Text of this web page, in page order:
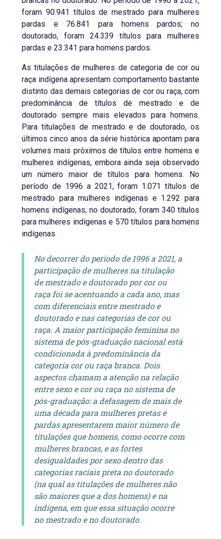
foram 90.941 títulos de mestrado para mulheres
pardas e 76.841 para homens pardos; no
doutorado, foram 24.339 títulos para mulheres
pardas e 23.341 para homens pardos.
As titulações de mulheres de categoria de cor ou
raça indígena apresentam comportamento bastante
distinto das demais categorias de cor ou raça, com
predominância de títulos de mestrado e de
doutorado sempre mais elevados para homens.
Para titulações de mestrado e de doutorado, os
últimos cinco anos da série histórica apontam para
volumes mais próximos de títulos entre homens e
mulheres indígenas, embora ainda seja observado
um número maior de títulos para homens. No
período de 1996 a 2021, foram 1.071 títulos de
mestrado para mulheres indígenas e 1.292 para
homens indígenas; no doutorado, foram 340 títulos
para mulheres indígenas e 570 títulos para homens
indígenas.
No decorrer do período de 1996 a 2021, a
participação de mulheres na titulação
de mestrado e doutorado por cor ou
raça foi se acentuando a cada ano, mas
com diferenciais entre mestrado e
doutorado e nas categorias de cor ou
raça. A maior participação feminina no
sistema de pós-graduação nacional está
condicionada à predominância da
categoria cor ou raça branca. Dois
aspectos chamam a atenção na relação
entre sexo e cor ou raça no sistema de
pós-graduação: a defasagem de mais de
uma década para mulheres pretas e
pardas apresentarem maior número de
titulações que homens, como ocorre com
mulheres brancas, e as fortes
desigualdades por sexo dentro das
categorias raciais preta no doutorado
(na qual as titulações de mulheres não
são maiores que a dos homens) e na
indígena, em que essa situação ocorre
no mestrado e no doutorado.